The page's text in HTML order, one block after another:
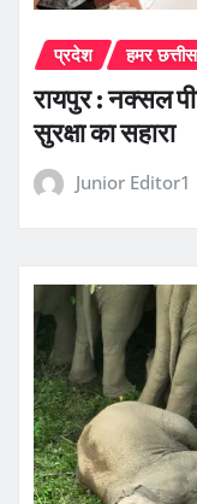
प्रदेश हमर
रायपुर : नक्सल
सुरक्षा का सहारा
Junior Editor1